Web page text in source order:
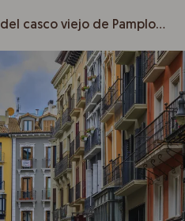
Descubre los rincones del casco viejo de Pamplona